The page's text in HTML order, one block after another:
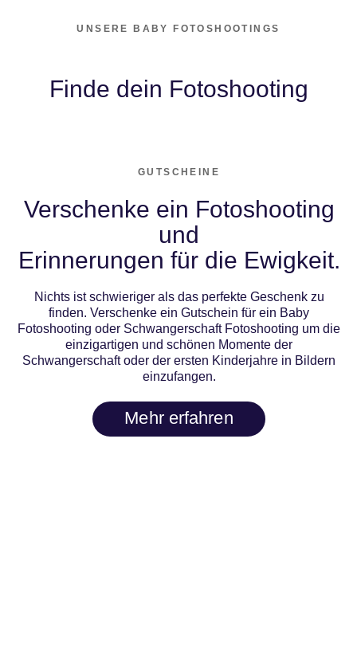
UNSERE BABY FOTOSHOOTINGS
Finde dein Fotoshooting
GUTSCHEINE
Verschenke ein Fotoshooting
und
Erinnerungen für die Ewigkeit.
Nichts ist schwieriger als das perfekte Geschenk zu
finden. Verschenke ein Gutschein für ein Baby
Fotoshooting oder Schwangerschaft Fotoshooting um die
einzigartigen und schönen Momente der
Schwangerschaft oder der ersten Kinderjahre in Bildern
einzufangen.
Mehr erfahren